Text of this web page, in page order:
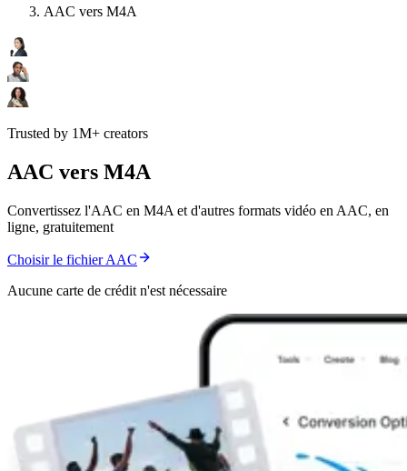
AAC vers M4A
Trusted by 1M+ creators
AAC vers M4A
Convertissez l'AAC en M4A et d'autres formats vidéo en AAC, en
ligne, gratuitement
Choisir le fichier AAC
Aucune carte de crédit n'est nécessaire